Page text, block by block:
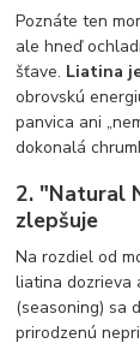
Poznáte ten
ale hneď
šťave. Liatina
obrovskú
panvica ani
dokonalá
2. "Natural
zlepšuje
Na rozdiel od
liatina dozrieva
(seasoning) sa
prirodzenú